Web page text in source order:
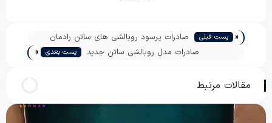
« پست قبلی
صادرات پرسود روبالشی های ساتن رادمان
صادرات مدل روبالشی ساتن جدید
پست بعدی »
مقالات مرتبط